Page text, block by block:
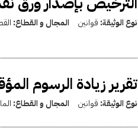
نوع الوثيقة: قوانين المجال و القطاع:
تقرير زيادة الرسوم
نوع الوثيقة: قوانين المجال و القطاع: